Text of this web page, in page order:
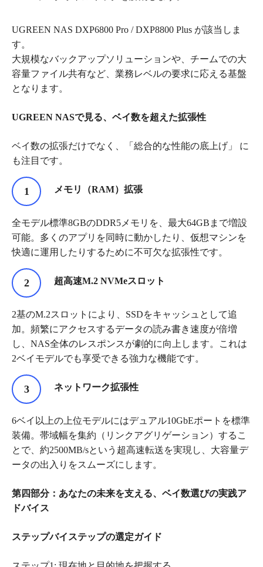
UGREEN NAS DXP6800 Pro / DXP8800 Plus が該当しま
す。
大規模なバックアップソリューションや、チームでの大
容量ファイル共有など、業務レベルの要求に応える基盤
となります。
UGREEN NASで見る、ベイ数を超えた拡張性
ベイ数の拡張だけでなく、「総合的な性能の底上げ」 に
も注目です。
メモリ（RAM）拡張
全モデル標準8GBのDDR5メモリを、最大64GBまで増設
可能。多くのアプリを同時に動かしたり、仮想マシンを
快適に運用したりするために不可欠な拡張性です。
超高速M.2 NVMeスロット
2基のM.2スロットにより、SSDをキャッシュとして追
加。頻繁にアクセスするデータの読み書き速度が倍増
し、NAS全体のレスポンスが劇的に向上します。これは
2ベイモデルでも享受できる強力な機能です。
ネットワーク拡張性
6ベイ以上の上位モデルにはデュアル10GbEポートを標準
装備。帯域幅を集約（リンクアグリゲーション）するこ
とで、約2500MB/sという超高速転送を実現し、大容量デ
ータの出入りをスムーズにします。
第四部分：あなたの未来を支える、ベイ数選びの実践ア
ドバイス
ステップバイステップの選定ガイド